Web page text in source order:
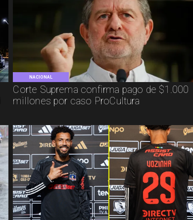
NACIONAL
Corte Suprema confirma pago de $1.000
millones por caso ProCultura